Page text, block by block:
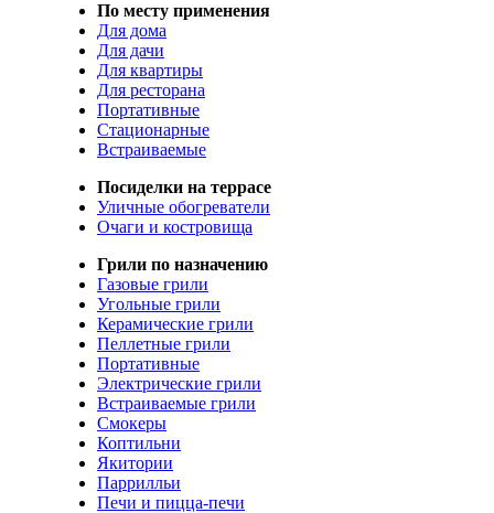
По месту применения
Для дома
Для дачи
Для квартиры
Для ресторана
Портативные
Стационарные
Встраиваемые
Посиделки на террасе
Уличные обогреватели
Очаги и костровища
Грили по назначению
Газовые грили
Угольные грили
Керамические грили
Пеллетные грили
Портативные
Электрические грили
Встраиваемые грили
Смокеры
Коптильни
Якитории
Паррилльи
Печи и пицца-печи